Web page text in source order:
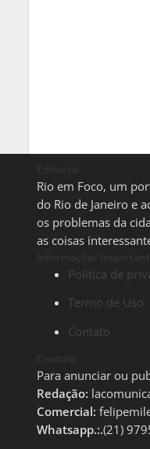
Rio em Foco, um
do Rio de Janeiro e
os problemas da
as coisas
Política de
Termo de Uso
Contato
Para anunciar ou
Redação:
Comercial:
Whatsapp.:.(21)